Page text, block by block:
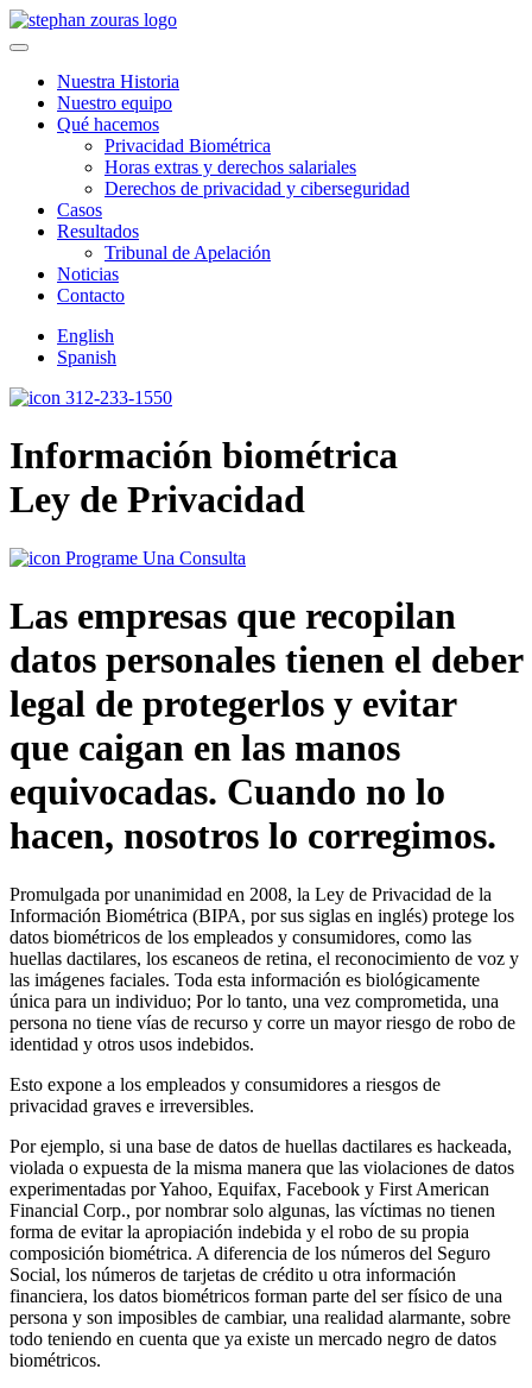
Skip to content
Nuestra Historia
Nuestro equipo
Qué hacemos
Privacidad Biométrica
Horas extras y derechos salariales
Derechos de privacidad y ciberseguridad
Casos
Resultados
Tribunal de Apelación
Noticias
Contacto
English
Spanish
312-233-1550
Información biométrica
Ley de Privacidad
Programe Una Consulta
Las empresas que recopilan
datos personales tienen el deber
legal de protegerlos y evitar
que caigan en las manos
equivocadas. Cuando no lo
hacen, nosotros lo corregimos.
Promulgada por unanimidad en 2008, la Ley de Privacidad de la
Información Biométrica (BIPA, por sus siglas en inglés) protege los
datos biométricos de los empleados y consumidores, como las
huellas dactilares, los escaneos de retina, el reconocimiento de voz y
las imágenes faciales. Toda esta información es biológicamente
única para un individuo; Por lo tanto, una vez comprometida, una
persona no tiene vías de recurso y corre un mayor riesgo de robo de
identidad y otros usos indebidos.
Esto expone a los empleados y consumidores a riesgos de
privacidad graves e irreversibles.
Por ejemplo, si una base de datos de huellas dactilares es hackeada,
violada o expuesta de la misma manera que las violaciones de datos
experimentadas por Yahoo, Equifax, Facebook y First American
Financial Corp., por nombrar solo algunas, las víctimas no tienen
forma de evitar la apropiación indebida y el robo de su propia
composición biométrica. A diferencia de los números del Seguro
Social, los números de tarjetas de crédito u otra información
financiera, los datos biométricos forman parte del ser físico de una
persona y son imposibles de cambiar, una realidad alarmante, sobre
todo teniendo en cuenta que ya existe un mercado negro de datos
biométricos.